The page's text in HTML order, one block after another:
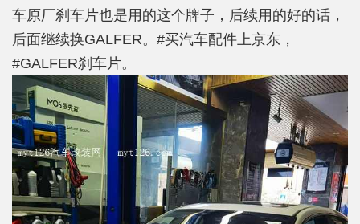
车原厂刹车片也是用的这个牌子，后续用的好的话，
后面继续换GALFER。#买汽车配件上京东，
#GALFER刹车片。